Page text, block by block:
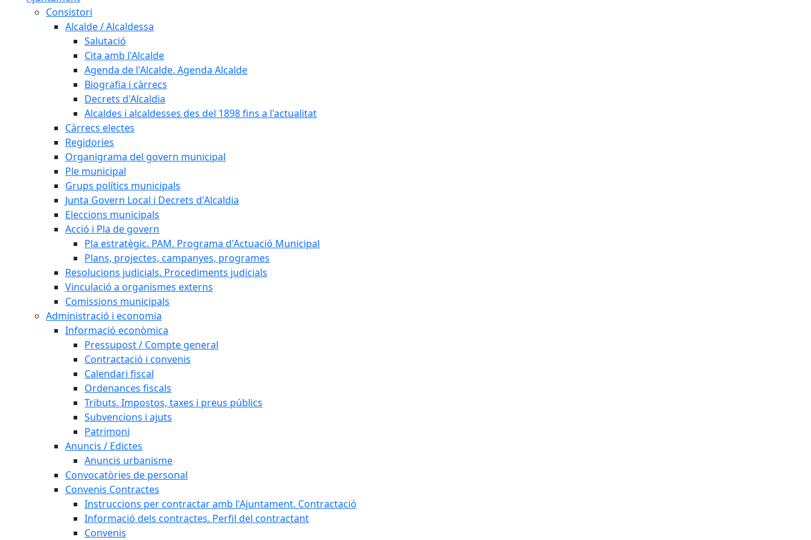
Consistori
Alcalde / Alcaldessa
Salutació
Cita amb l'Alcalde
Agenda de l'Alcalde. Agenda Alcalde
Biografia i càrrecs
Decrets d'Alcaldia
Alcaldes i alcaldesses des del 1898 fins a l'actualitat
Càrrecs electes
Regidories
Organigrama del govern municipal
Ple municipal
Grups polítics municipals
Junta Govern Local i Decrets d'Alcaldia
Eleccions municipals
Acció i Pla de govern
Pla estratègic. PAM. Programa d'Actuació Municipal
Plans, projectes, campanyes, programes
Resolucions judicials. Procediments judicials
Vinculació a organismes externs
Comissions municipals
Administració i economia
Informació econòmica
Pressupost / Compte general
Contractació i convenis
Calendari fiscal
Ordenances fiscals
Tributs. Impostos, taxes i preus públics
Subvencions i ajuts
Patrimoni
Anuncis / Edictes
Anuncis urbanisme
Convocatòries de personal
Convenis Contractes
Instruccions per contractar amb l'Ajuntament. Contractació
Informació dels contractes. Perfil del contractant
Convenis